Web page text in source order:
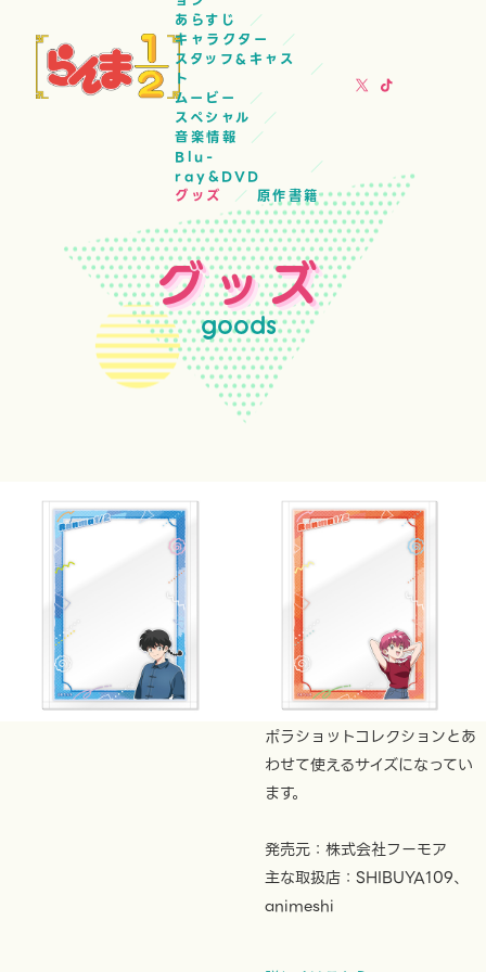
あらすじ
キャラクター
スタッフ&キャス
ト
ムービー
スペシャル
音楽情報
Blu-
ray&DVD
グッズ
原作書籍
グッズ
goods
硬質カードケース
¥990
TVアニメ「らんま1/2」
描き下ろしの硬質カードケース
です。
ポラショットコレクションとあ
わせて使えるサイズになってい
ます。
発売元：株式会社フーモア
主な取扱店：SHIBUYA109、
animeshi